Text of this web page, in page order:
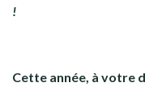
!
Cette année, à votre